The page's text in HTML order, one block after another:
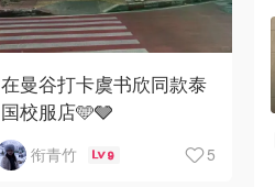
在曼谷打卡虞书欣同款泰
国校服店🩵🩶
衔青竹 9 5